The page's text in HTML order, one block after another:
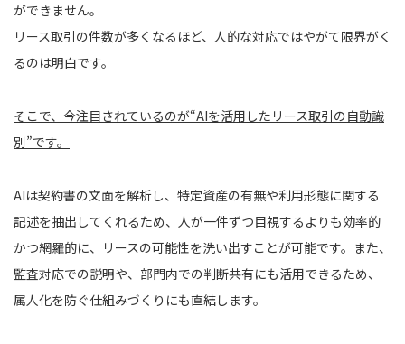
ができません。
リース取引の件数が多くなるほど、人的な対応ではやがて限界がく
るのは明白です。
そこで、今注目されているのが“AIを活用したリース取引の自動識
別”です。
AIは契約書の文面を解析し、特定資産の有無や利用形態に関する
記述を抽出してくれるため、人が一件ずつ目視するよりも効率的
かつ網羅的に、リースの可能性を洗い出すことが可能です。また、
監査対応での説明や、部門内での判断共有にも活用できるため、
属人化を防ぐ仕組みづくりにも直結します。